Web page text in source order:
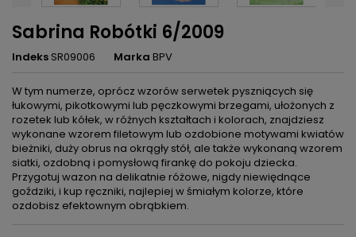
Sabrina Robótki 6/2009
Indeks SR09006 Marka BPV
W tym numerze, oprócz wzorów serwetek pyszniących się
łukowymi, pikotkowymi lub pęczkowymi brzegami, ułożonych z
rozetek lub kółek, w różnych kształtach i kolorach, znajdziesz
wykonane wzorem filetowym lub ozdobione motywami kwiatów
bieżniki, duży obrus na okrągły stół, ale także wykonaną wzorem
siatki, ozdobną i pomysłową firankę do pokoju dziecka.
Przygotuj wazon na delikatnie różowe, nigdy niewiędnące
goździki, i kup ręczniki, najlepiej w śmiałym kolorze, które
ozdobisz efektownym obrąbkiem.